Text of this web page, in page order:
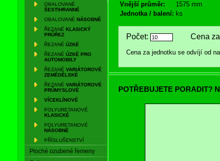
OBALOVANÉ
ŠESTIHRANNÉ
OBALOVANÉ NÁSOBNÉ
ŘEZANÉ KLASICKÝ
PRŮŘEZ
ŘEZANÉ ÚZKÉ
ŘEZANÉ ÚZKÉ PRO
AUTOMOBILY
ŘEZANÉ VARIÁTOROVÉ
ZEMĚDĚLSKÉ
ŘEZANÉ VARIÁTOROVÉ
PRŮMYSLOVÉ
VÍCEKLÍNOVÉ
POLYURETANOVÉ
KLASICKÉ
POLYURETANOVÉ
NÁSOBNÉ
PŘÍSLUŠENSTVÍ
Ploché ozubené řemeny
Vnější průměr:
1575 mm
Jednotka / balení: ks
Počet: Cena za
Cena za jednotku se odvíjí od
POTŘEBUJETE PORADIT?